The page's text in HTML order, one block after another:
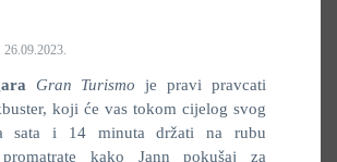
26.09.2023.
Gran Turismoje pravi pravcati
koji će vas tokom cijelog svog
sata i 14 minuta držati na rubu
kako Jann pokušaj za